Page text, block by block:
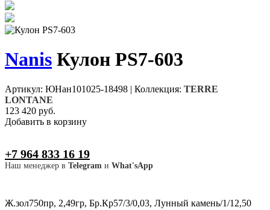
Nanis Кулон PS7-603
Артикул: ЮНан101025-18498 | Коллекция: TERRE
LONTANE
123 420 руб.
Добавить в корзину
+7 964 833 16 19
Наш менеджер в Telegram и What'sApp
Ж.зол750пр, 2,49гр, Бр.Кр57/3/0,03, Лунный камень/1/12,50